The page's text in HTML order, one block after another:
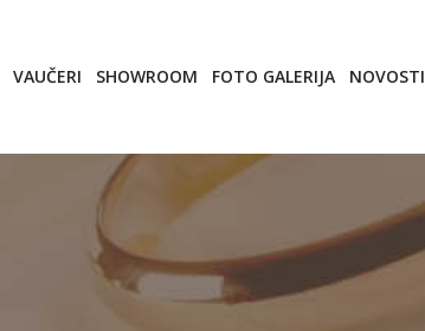
VAUČERI SHOWROOM FOTO GALERIJA NOVOSTI